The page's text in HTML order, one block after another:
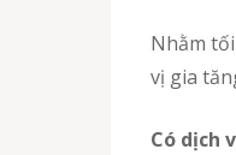
Nhằm tối ưu hóa doanh thu cho khách hàng bán sỉ, Chacavungtau cung cấp chả cá Cao Bằng giá sỉ ưu đãi, cực kì hợp lý trên thị trường, giúp quý
vị gia
Có